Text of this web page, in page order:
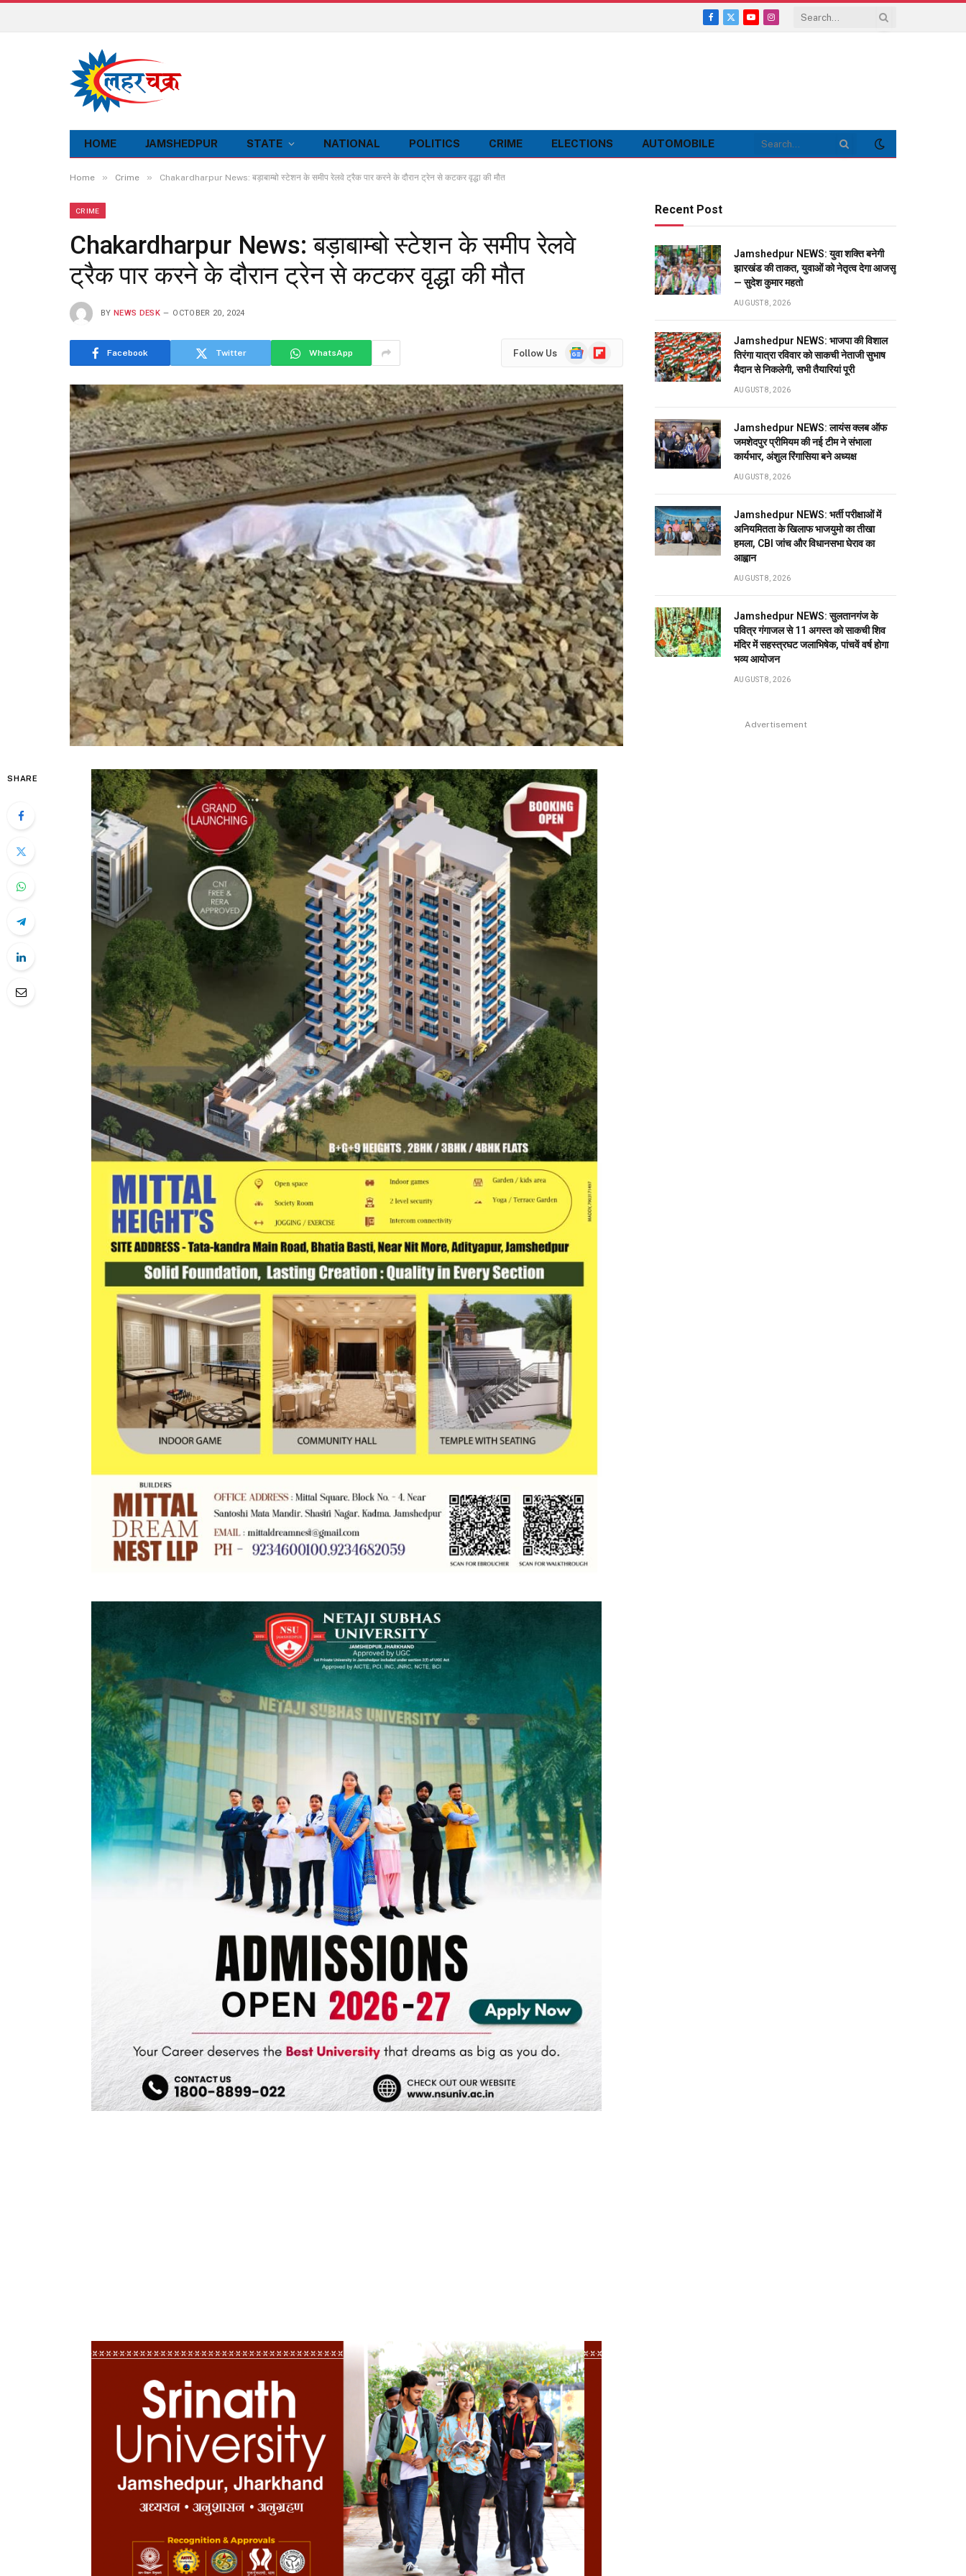
Facebook
X
YouTubeInstagram
HOME JAMSHEDPUR STATE NATIONAL POLITICS CRIME ELECTIONS AUTOMOBILE
Home » Crime » Chakardharpur News: बड़ाबाम्बो स्टेशन के समीप रेलवे ट्रैक पार करने के दौरान ट्रेन से कटकर वृद्धा की मौत
CRIME
Chakardharpur News: बड़ाबाम्बो स्टेशन के समीप रेलवे
ट्रैक पार करने के दौरान ट्रेन से कटकर वृद्धा की मौत
BY NEWS DESK OCTOBER 20, 2024
Facebook Twitter WhatsApp Follow Us
GoogleFlipboard
SHARE
Recent Post
Jamshedpur NEWS: युवा शक्ति बनेगी
झारखंड की ताकत, युवाओं को नेतृत्व देगा आजसू
— सुदेश कुमार महतो
AUGUST 8, 2026
Jamshedpur NEWS: भाजपा की विशाल
तिरंगा यात्रा रविवार को साकची नेताजी सुभाष
मैदान से निकलेगी, सभी तैयारियां पूरी
AUGUST 8, 2026
Jamshedpur NEWS: लायंस क्लब ऑफ
जमशेदपुर प्रीमियम की नई टीम ने संभाला
कार्यभार, अंशुल रिंगासिया बने अध्यक्ष
AUGUST 8, 2026
Jamshedpur NEWS: भर्ती परीक्षाओं में
अनियमितता के खिलाफ भाजयुमो का तीखा
हमला, CBI जांच और विधानसभा घेराव का
आह्वान
AUGUST 8, 2026
Jamshedpur NEWS: सुलतानगंज के
पवित्र गंगाजल से 11 अगस्त को साकची शिव
मंदिर में सहस्त्रघट जलाभिषेक, पांचवें वर्ष होगा
भव्य आयोजन
AUGUST 8, 2026
Advertisement